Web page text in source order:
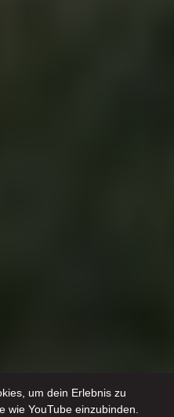
um dein Erlebnis zu
wie YouTube einzubinden.